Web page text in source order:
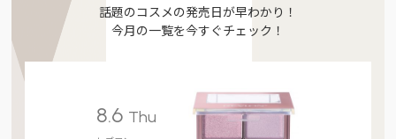
話題のコスメの発売日が早わかり！
今月の一覧を今すぐチェック！
8.6 Thu